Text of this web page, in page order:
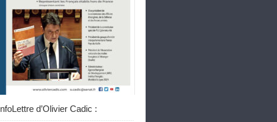
d’Olivier Cadic :